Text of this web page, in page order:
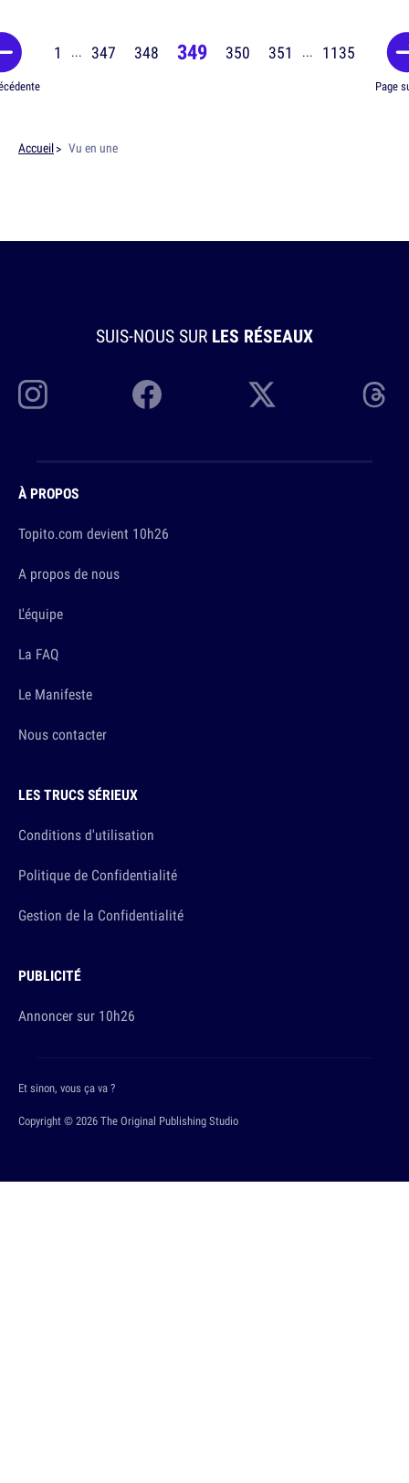
1 ... 347 348 349 350 351 ... 1135
Page
Accueil Vu en une
SUIS-NOUS SUR LES RÉSEAUX
À PROPOS
Topito.com devient 10h26
A propos de nous
L'équipe
La FAQ
Le Manifeste
Nous contacter
LES TRUCS SÉRIEUX
Conditions d'utilisation
Politique de Confidentialité
Gestion de la Confidentialité
PUBLICITÉ
Annoncer sur 10h26
Copyright © 2026 The Original Publishing Studio
Et sinon, vous ça va ?